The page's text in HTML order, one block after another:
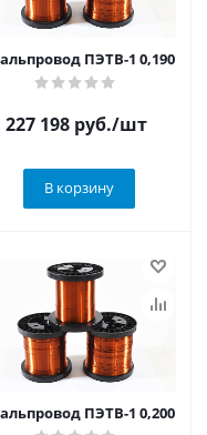
ПЭТВ-1 0,190
227 198руб./шт
В корзину
ПЭТВ-1 0,200